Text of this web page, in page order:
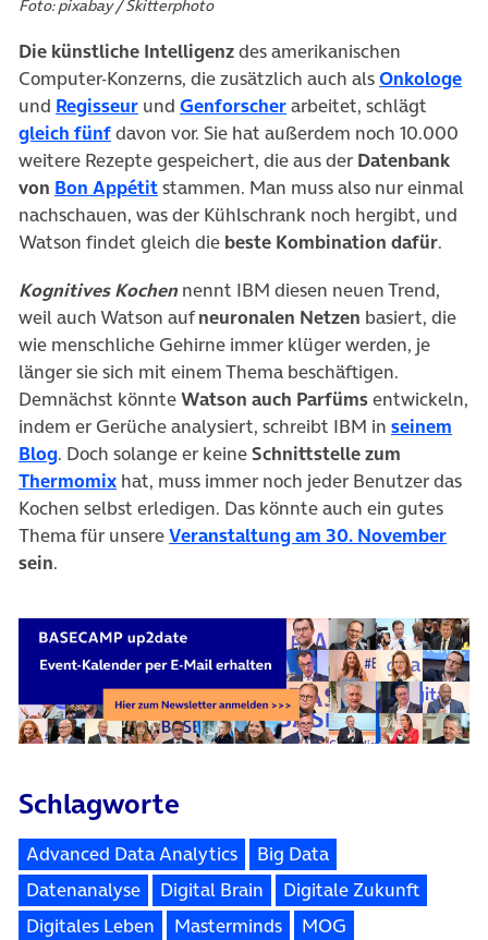
Foto: pixabay / Skitterphoto
Die künstliche Intelligenzdes amerikanischen
Computer-Konzerns, die zusätzlich auch alsOnkologe
und Regisseur(öffnet in neuem Tab)
und Genforscher(öffnet in neuem Tab)
arbeitet, schlägt
gleich fünf(öffnet in neuem Tab)
davon vor. Sie hat außerdem noch 10.000
weitere Rezepte gespeichert, die aus der Datenbank
von Bon Appétit(öffnet in neuem Tab)
stammen. Man muss also nur einmal
nachschauen, was der Kühlschrank noch hergibt, und
Watson findet gleich die beste Kombination dafür.
Kognitives Kochennennt IBM diesen neuen Trend,
weil auch Watson aufneuronalen Netzen basiert, die
wie menschliche Gehirne immer klüger werden, je
länger sie sich mit einem Thema beschäftigen.
Demnächst könnteWatson auch Parfümsentwickeln,
indem er Gerüche analysiert, schreibt IBM in seinem
Blog(öffnet in neuem Tab)
. Doch solange er keineSchnittstelle zum
Thermomix(öffnet in neuem Tab)
hat, muss immer noch jeder Benutzer das
Kochen selbst erledigen. Das könnte auch ein gutes
Thema für unsereVeranstaltungam 30. November
sein.
Schlagworte
Advanced Data Analytics
Big Data
Datenanalyse
Digital Brain
Digitale Zukunft
Digitales Leben
Masterminds MOG